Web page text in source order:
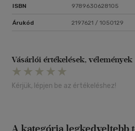
ISBN 9789630628105
Árukód 2197621 / 1050129
Vásárlói értékelések, vélemények
Kérjük, lépjen be az értékeléshez!